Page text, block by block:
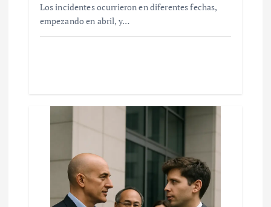
Los incidentes ocurrieron en diferentes fechas,
empezando en abril, y…